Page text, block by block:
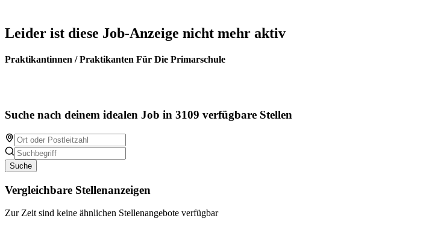
Leider ist diese Job-Anzeige nicht mehr aktiv
Praktikantinnen / Praktikanten Für Die Primarschule
Suche nach deinem idealen Job in 3109 verfügbare Stellen
Suche
Vergleichbare Stellenanzeigen
Zur Zeit sind keine ähnlichen Stellenangebote verfügbar